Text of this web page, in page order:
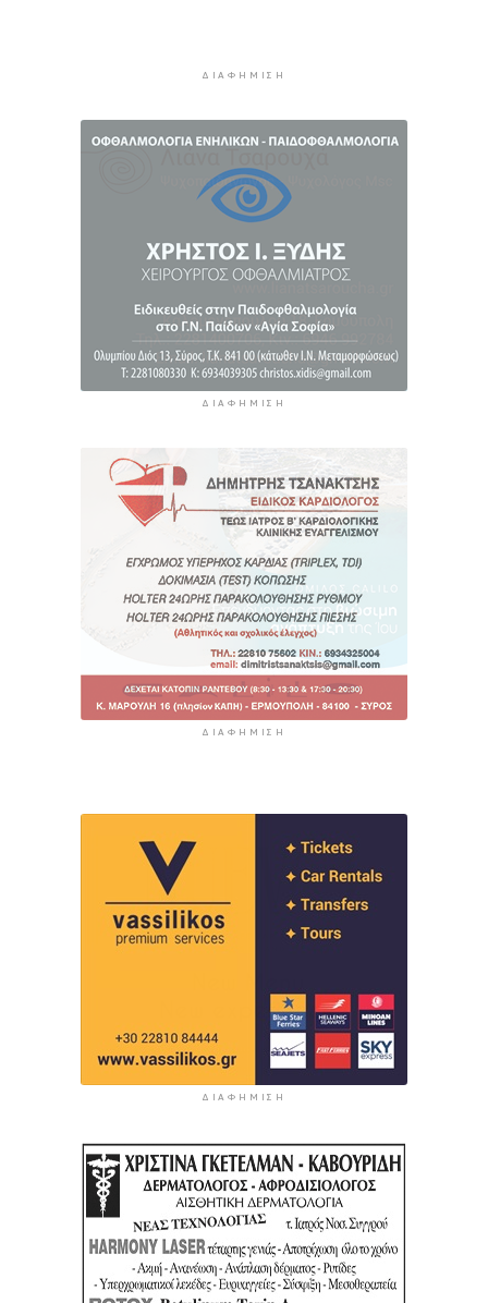
Τουρισμός για Όλους 2026: Σήμερα οι αιτήσεις
για ΑΦΜ που λήγουν σε 9 ή 0
ΔΙΑΦΉΜΙΣΗ
ΔΙΑΦΉΜΙΣΗ
ΔΙΑΦΉΜΙΣΗ
ΔΙΑΦΉΜΙΣΗ